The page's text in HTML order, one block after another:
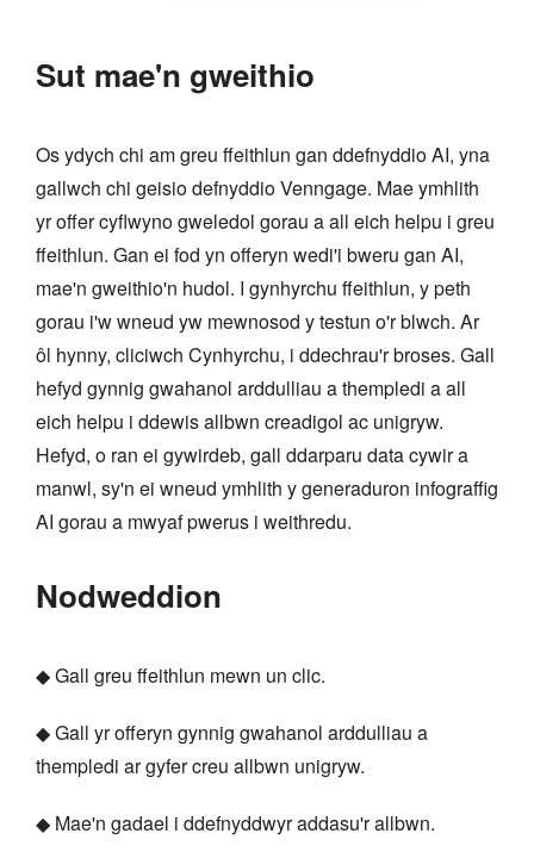
Sut mae'n gweithio
Os ydych chi am greu ffeithlun gan ddefnyddio AI, yna
gallwch chi geisio defnyddio Venngage. Mae ymhlith
yr offer cyflwyno gweledol gorau a all eich helpu i greu
ffeithlun. Gan ei fod yn offeryn wedi'i bweru gan AI,
mae'n gweithio'n hudol. I gynhyrchu ffeithlun, y peth
gorau i'w wneud yw mewnosod y testun o'r blwch. Ar
ôl hynny, cliciwch Cynhyrchu, i ddechrau'r broses. Gall
hefyd gynnig gwahanol arddulliau a thempledi a all
eich helpu i ddewis allbwn creadigol ac unigryw.
Hefyd, o ran ei gywirdeb, gall ddarparu data cywir a
manwl, sy'n ei wneud ymhlith y generaduron infograffig
AI gorau a mwyaf pwerus i weithredu.
Nodweddion
◆ Gall greu ffeithlun mewn un clic.
◆ Gall yr offeryn gynnig gwahanol arddulliau a
thempledi ar gyfer creu allbwn unigryw.
◆ Mae'n gadael i ddefnyddwyr addasu'r allbwn.